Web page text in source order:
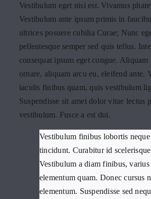
Vestibulum eget nisi est. Vivamus
Vestibulum ante ipsum primis in
ultrices posuere cubilia Curae; Nunc
pellentesque semper sed quis tellus.
consequat ipsum eget congue. Aliquam
ornare, aliquam arcu eu, eleifend ante.
iaculis finibus quam, quis vestibulum
Suspendisse sit amet dolor vitae lectus
vestibulum. Fusce a est dui.
Vestibulum finibus lobortis
tincidunt. Curabitur id
Vestibulum a diam finibus,
elementum quam. Donec cursus
elementum. Suspendisse sed